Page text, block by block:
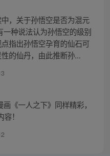
，关于孙悟空是否为混元
种说法认为孙悟空的级别
指出孙悟空孕育的仙石可
的仙丹，由此推断孙...
《一人之下》同样精彩，
！